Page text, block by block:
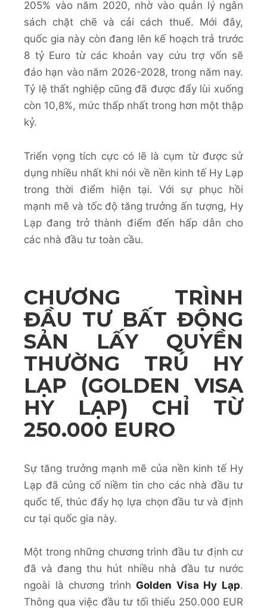
205% vào năm 2020, nhờ vào quản lý ngân
sách chặt chẽ và cải cách thuế​. Mới đây,
quốc gia này còn đang lên kế hoạch trả trước
8 tỷ Euro từ các khoản vay cứu trợ vốn sẽ
đáo hạn vào năm 2026-2028, trong năm nay.
Tỷ lệ thất nghiệp cũng đã được đẩy lùi xuống
còn 10,8%, mức thấp nhất trong hơn một thập
kỷ​.
Triển vọng tích cực có lẽ là cụm từ được sử
dụng nhiều nhất khi nói về nền kinh tế Hy Lạp
trong thời điểm hiện tại. Với sự phục hồi
mạnh mẽ và tốc độ tăng trưởng ấn tượng, Hy
Lạp đang trở thành điểm đến hấp dẫn cho
các nhà đầu tư toàn cầu.
CHƯƠNG TRÌNH
ĐẦU TƯ BẤT ĐỘNG
SẢN LẤY QUYỀN
THƯỜNG TRÚ HY
LẠP (GOLDEN VISA
HY LẠP) CHỈ TỪ
250.000 EURO
Sự tăng trưởng mạnh mẽ của nền kinh tế Hy
Lạp đã củng cố niềm tin cho các nhà đầu tư
quốc tế, thúc đẩy họ lựa chọn đầu tư và định
cư tại quốc gia này.
Một trong những chương trình đầu tư định cư
đã và đang thu hút nhiều nhà đầu tư nước
ngoài là chương trình Golden Visa Hy Lạp.
Thông qua việc đầu tư tối thiểu 250.000 EUR